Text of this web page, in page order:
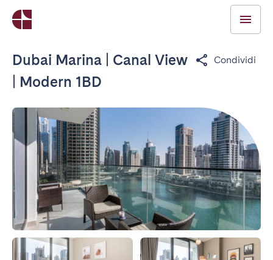
Dubai Marina | Canal View
| Modern 1BD
Condividi